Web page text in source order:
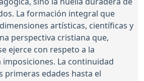
La formación integral que
artísticas, científicas y
perspectiva cristiana que,
ejerce con respeto a la
La continuidad
primeras edades hasta el